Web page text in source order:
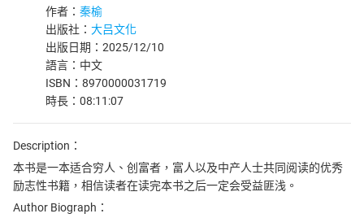
作者： 秦榆
出版社： 大吕文化
出版日期：2025/12/10
語言：中文
ISBN：8970000031719
時長：08:11:07
Description：
本书是一本适合穷人、创富者，富人以及中产人士共同阅读的优秀
励志性书籍，相信读者在读完本书之后一定会受益匪浅。
Author Biograph：